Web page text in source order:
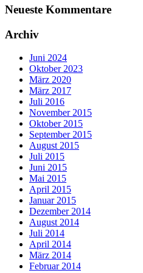
Neueste Kommentare
Archiv
Juni 2024
Oktober 2023
März 2020
März 2017
Juli 2016
November 2015
Oktober 2015
September 2015
August 2015
Juli 2015
Juni 2015
Mai 2015
April 2015
Januar 2015
Dezember 2014
August 2014
Juli 2014
April 2014
März 2014
Februar 2014